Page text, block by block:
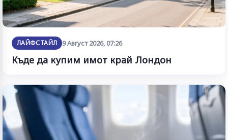
ЛАЙФСТАЙЛ 9 Август 2026, 07:26
Къде да купим имот край Лондон